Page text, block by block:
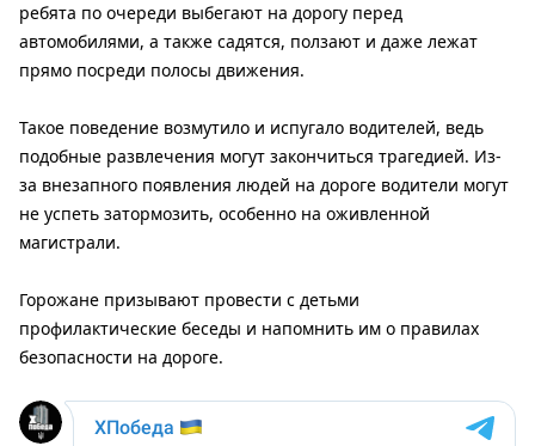
ребята по очереди выбегают на дорогу перед
автомобилями, а также садятся, ползают и даже лежат
прямо посреди полосы движения.
Такое поведение возмутило и испугало водителей, ведь
подобные развлечения могут закончиться трагедией. Из-
за внезапного появления людей на дороге водители могут
не успеть затормозить, особенно на оживленной
магистрали.
Горожане призывают провести с детьми
профилактические беседы и напомнить им о правилах
безопасности на дороге.